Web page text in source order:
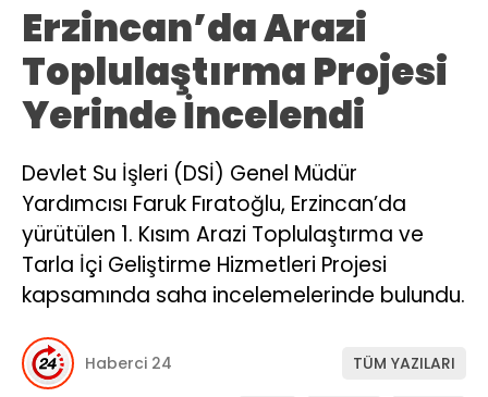
Erzincan’da Arazi
Toplulaştırma Projesi
Yerinde İncelendi
Devlet Su İşleri (DSİ) Genel Müdür
Yardımcısı Faruk Fıratoğlu, Erzincan’da
yürütülen 1. Kısım Arazi Toplulaştırma ve
Tarla İçi Geliştirme Hizmetleri Projesi
kapsamında saha incelemelerinde bulundu.
Haberci 24 TÜM YAZILARI